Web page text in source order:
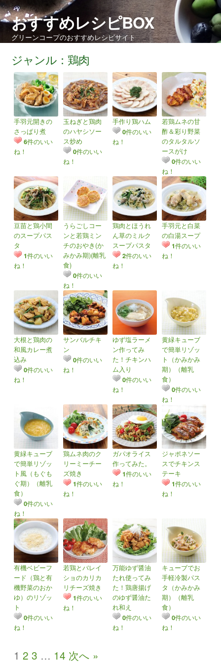
おすすめレシピBOX
グリーンコープのおすすめレシピサイト
ジャンル：鶏肉
手羽元開きの
さっぱり煮
6件のいい
ね！
玉ねぎと鶏肉
のハヤシソー
ス炒め
0件のいい
ね！
手作り鶏ハム
0件のいい
ね！
若鶏ムネの甘
酢＆彩り野菜
のタルタルソ
ースがけ
0件のいい
ね！
豆苗と鶏小間
のスープパス
タ
1件のいい
ね！
うらごしコー
ンと若鶏ミン
チのおやき(か
みかみ期)(離乳
食)
0件のいい
ね！
鶏肉とほうれ
ん草のミルク
スープパスタ
2件のいい
ね！
手羽元と白菜
の白湯スープ
1件のいい
ね！
大根と鶏肉の
和風カレー煮
込み
0件のいい
ね！
サンバルチキ
ン
0件のいい
ね！
ゆず塩ラーメ
ン作ってみ
た！チキンハ
ム入り
0件のいい
ね！
黄緑キューブ
で簡単リゾッ
ト（かみかみ
期）（離乳
食）
0件のいい
ね！
黄緑キューブ
で簡単リゾッ
ト風（もぐも
ぐ期）（離乳
食）
0件のいい
ね！
鶏ムネ肉のク
リーミーチー
ズ焼き
1件のいい
ね！
ガパオライス
作ってみた。
1件のいい
ね！
ジャポネソー
スでチキンス
テーキ
1件のいい
ね！
有機ベビーフ
ード（鶏と有
機野菜のおか
ゆ）のリゾッ
ト
0件のいい
ね！
若鶏とバレイ
ショのカリカ
リチーズ焼き
1件のいい
ね！
万能ゆず醤油
たれ使ってみ
た！鶏唐揚げ
のゆず醤油た
れ和え
0件のいい
ね！
キューブでお
手軽冷製パス
タ（かみかみ
期）（離乳
食）
0件のいい
ね！
1 2 3 … 14 次へ »